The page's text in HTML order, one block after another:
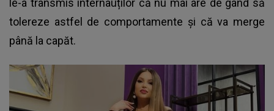
le-a transmis internauților că nu mai are de gând să
tolereze astfel de comportamente și că va merge
până la capăt.